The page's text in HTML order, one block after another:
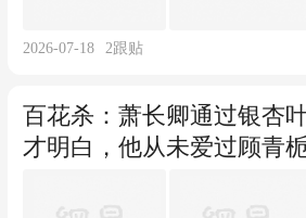
2026-07-18 2跟贴
百花杀：萧长卿通过银杏
才明白，他从未爱过顾青